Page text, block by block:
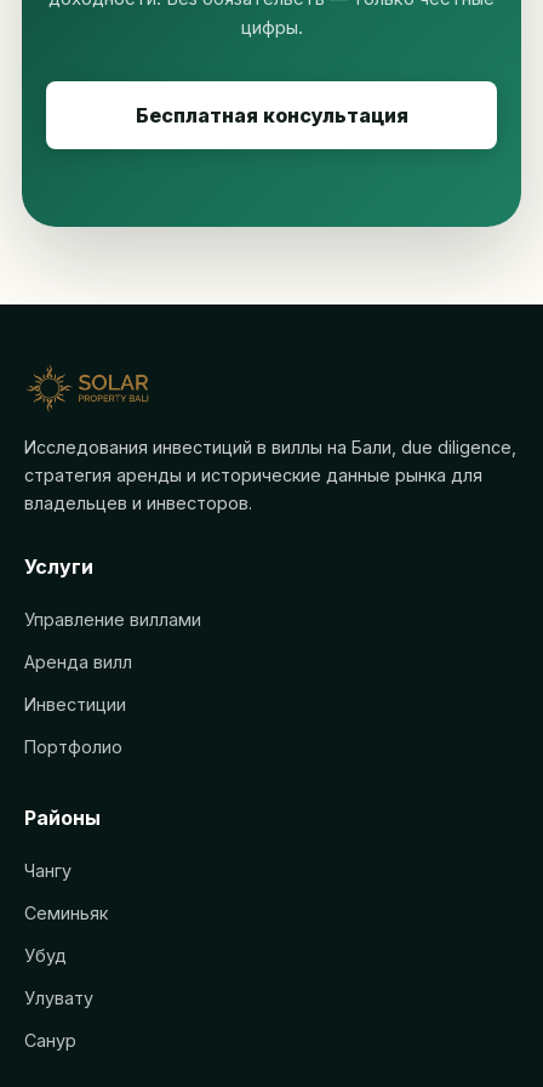
цифры.
Бесплатная консультация
Исследования инвестиций в виллы на Бали, due diligence,
стратегия аренды и исторические данные рынка для
владельцев и инвесторов.
Услуги
Управление виллами
Аренда вилл
Инвестиции
Портфолио
Районы
Чангу
Семиньяк
Убуд
Улувату
Санур